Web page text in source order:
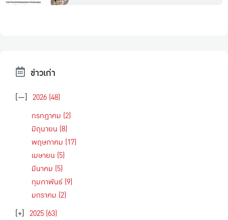
ข่าวเก่า
[—] 2026 (48)
กรกฎาคม (2)
มิถุนายน (8)
พฤษภาคม (17)
เมษายน (5)
มีนาคม (5)
กุมภาพันธ์ (9)
มกราคม (2)
[+] 2025 (63)